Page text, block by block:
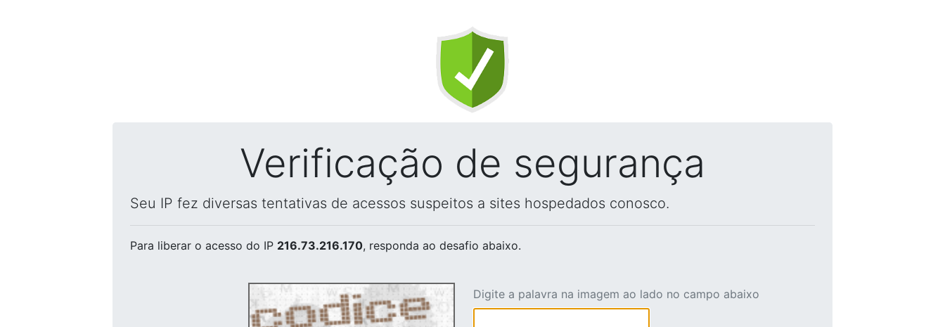
Verificação de segurança
Seu IP fez diversas tentativas de acessos suspeitos a sites hospedados conosco.
Para liberar o acesso do IP 216.73.216.170, responda ao desafio abaixo.
Digite a palavra na imagem ao lado no campo abaixo